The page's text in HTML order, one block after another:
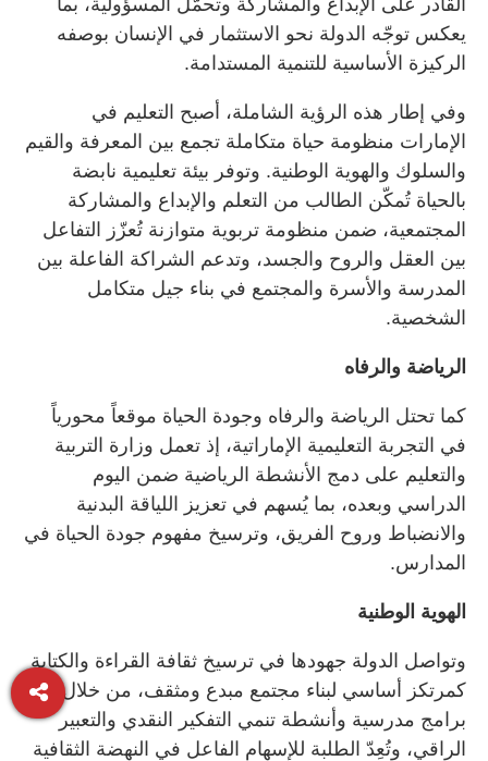
يعكس توجّه الدولة نحو الاستثمار في الإنسان بوصفه
الركيزة الأساسية للتنمية المستدامة.
وفي إطار هذه الرؤية الشاملة، أصبح التعليم في
الإمارات منظومة حياة متكاملة تجمع بين المعرفة والقيم
والسلوك والهوية الوطنية. وتوفر بيئة تعليمية نابضة
بالحياة تُمكّن الطالب من التعلم والإبداع والمشاركة
المجتمعية، ضمن منظومة تربوية متوازنة تُعزّز التفاعل
بين العقل والروح والجسد، وتدعم الشراكة الفاعلة بين
المدرسة والأسرة والمجتمع في بناء جيل متكامل
الشخصية.
الرياضة والرفاه
كما تحتل الرياضة والرفاه وجودة الحياة موقعاً محورياً
في التجربة التعليمية الإماراتية، إذ تعمل وزارة التربية
والتعليم على دمج الأنشطة الرياضية ضمن اليوم
الدراسي وبعده، بما يُسهم في تعزيز اللياقة البدنية
والانضباط وروح الفريق، وترسيخ مفهوم جودة الحياة في
المدارس.
الهوية الوطنية
وتواصل الدولة جهودها في ترسيخ ثقافة القراءة والكتابة
كمرتكز أساسي لبناء مجتمع مبدع ومثقف، من خلال
برامج مدرسية وأنشطة تنمي التفكير النقدي والتعبير
الراقي، وتُعِدّ الطلبة للإسهام الفاعل في النهضة الثقافية